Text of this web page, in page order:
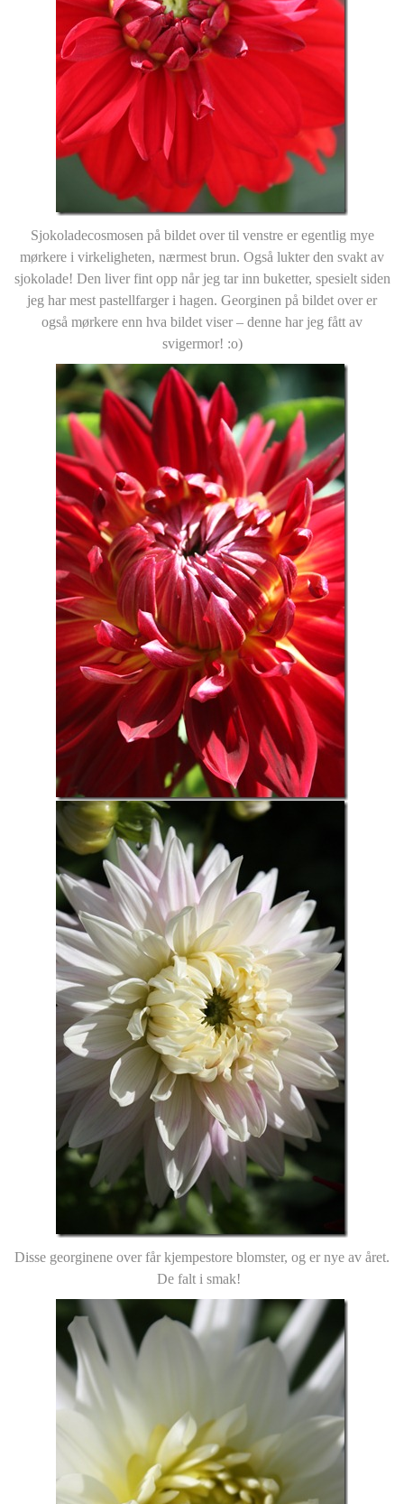
Sjokoladecosmosen på bildet over til venstre er egentlig mye
mørkere i virkeligheten, nærmest brun. Også lukter den svakt av
sjokolade! Den liver fint opp når jeg tar inn buketter, spesielt siden
jeg har mest pastellfarger i hagen. Georginen på bildet over er
også mørkere enn hva bildet viser – denne har jeg fått av
svigermor! :o)
Disse georginene over får kjempestore blomster, og er nye av året.
De falt i smak!